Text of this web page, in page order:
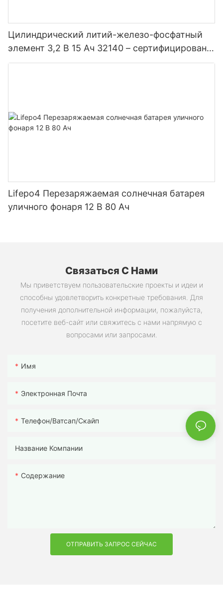
Цилиндрический литий-железо-фосфатный
элемент 3,2 В 15 Ач 32140 – сертифицирован
по стандарту UN38.3, более 2000 циклов
аккумуляторных батарей для
самостоятельной сборки.
Lifepo4 Перезаряжаемая солнечная батарея
уличного фонаря 12 В 80 Ач
Связаться С Нами
Мы приветствуем пользовательские проекты и идеи и
способны удовлетворить конкретные требования. Для
получения дополнительной информации, пожалуйста,
посетите веб-сайт или свяжитесь с нами напрямую с
вопросами или запросами.
Имя
Электронная Почта
Телефон/ватсап/скайп
Название Компании
Содержание
ОТПРАВИТЬ ЗАПРОС СЕЙЧАС